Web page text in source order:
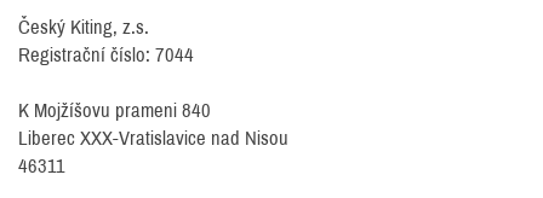
Český Kiting, z.s.
Registrační číslo: 7044
K Mojžíšovu prameni 840
Liberec XXX-Vratislavice nad Nisou
46311